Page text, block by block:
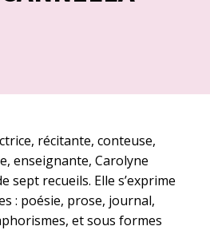
récitante, conteuse,
enseignante, Carolyne
sept recueils. Elle s’exprime
: poésie, prose, journal,
et sous formes